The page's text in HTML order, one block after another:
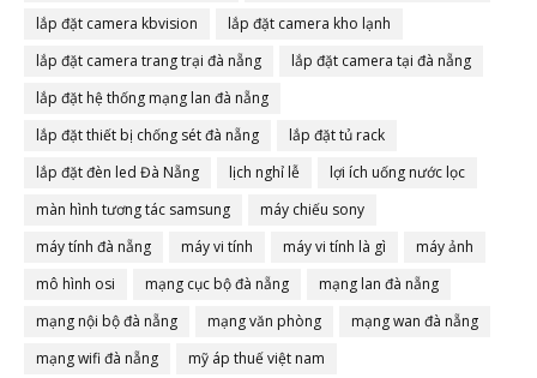
lắp đặt camera kbvision
lắp đặt camera kho lạnh
lắp đặt camera trang trại đà nẵng
lắp đặt camera tại đà nẵng
lắp đặt hệ thống mạng lan đà nẵng
lắp đặt thiết bị chống sét đà nẵng
lắp đặt tủ rack
lắp đặt đèn led Đà Nẵng
lịch nghỉ lễ
lợi ích uống nước lọc
màn hình tương tác samsung
máy chiếu sony
máy tính đà nẵng
máy vi tính máy vi tính là gì
máy ảnh
mô hình osi
mạng cục bộ đà nẵng
mạng lan đà nẵng
mạng nội bộ đà nẵng
mạng văn phòng
mạng wan đà nẵng
mạng wifi đà nẵng
mỹ áp thuế việt nam